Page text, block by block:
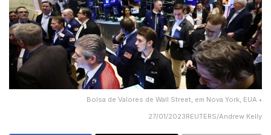
Bolsa de Valores de Wall Street, em Nova York, EUA •
27/01/2023REUTERS/Andrew Kelly